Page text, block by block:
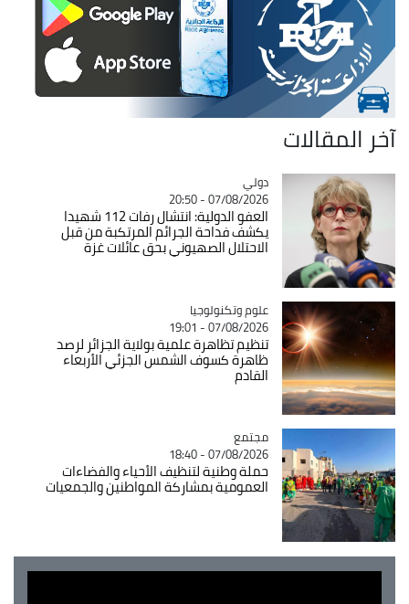
آخر المقالات
Catégorie
دولي
07/08/2026 - 20:50
العفو الدولية: انتشال رفات 112 شهيدا
يكشف فداحة الجرائم المرتكبة من قبل
الاحتلال الصهيوني بحق عائلات غزة
Catégorie
علوم وتكنولوجيا
07/08/2026 - 19:01
تنظيم تظاهرة علمية بولاية الجزائر لرصد
ظاهرة كسوف الشمس الجزئي الأربعاء
القادم
Catégorie
مجتمع
07/08/2026 - 18:40
حملة وطنية لتنظيف الأحياء والفضاءات
العمومية بمشاركة المواطنين والجمعيات